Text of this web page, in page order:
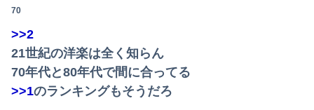
70
>>2
21世紀の洋楽は全く知らん
70年代と80年代で間に合ってる
>>1のランキングもそうだろ